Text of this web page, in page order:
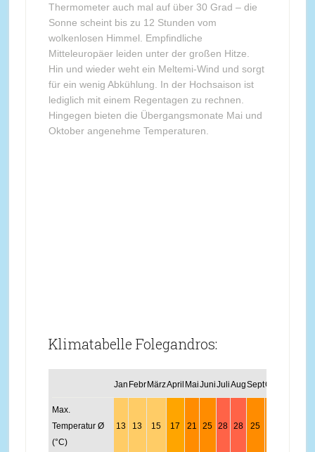
Thermometer auch mal auf über 30 Grad – die
Sonne scheint bis zu 12 Stunden vom
wolkenlosen Himmel. Empfindliche
Mitteleuropäer leiden unter der großen Hitze.
Hin und wieder weht ein Meltemi-Wind und sorgt
für ein wenig Abkühlung. In der Hochsaison ist
lediglich mit einem Regentagen zu rechnen.
Hingegen bieten die Übergangsmonate Mai und
Oktober angenehme Temperaturen.
Klimatabelle Folegandros:
Jan FebrMärzApril MaiJuniJuliAugSeptOkt
Max.
Temperatur Ø
(°C)
13 13 15 17 21 25 28 28 25